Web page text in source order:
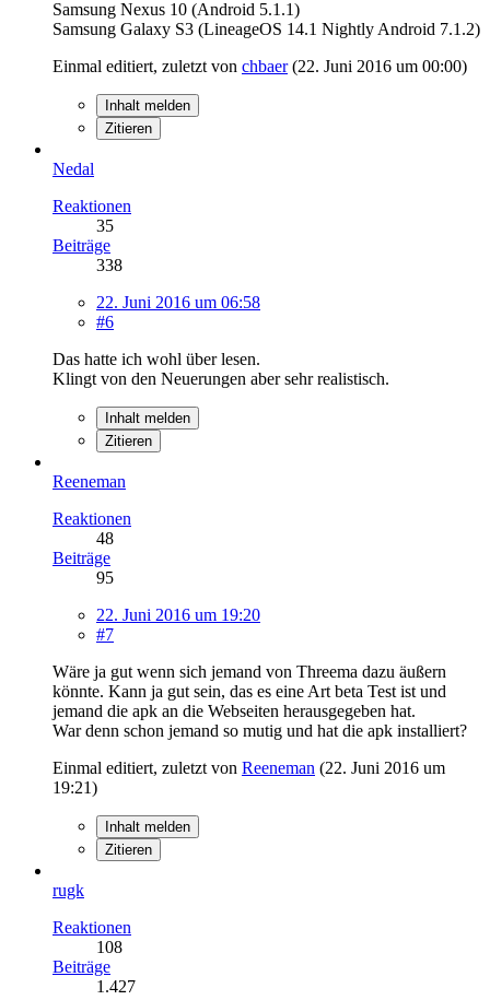
Samsung Nexus 10 (Android 5.1.1)
Samsung Galaxy S3 (LineageOS 14.1 Nightly Android 7.1.2)
Einmal editiert, zuletzt von chbaer(22. Juni 2016 um 00:00)
Inhalt melden
Zitieren
Nedal
Reaktionen
35
Beiträge
338
22. Juni 2016 um 06:58
#6
Das hatte ich wohl über lesen.
Klingt von den Neuerungen aber sehr realistisch.
Inhalt melden
Zitieren
Reeneman
Reaktionen
48
Beiträge
95
22. Juni 2016 um 19:20
#7
Wäre ja gut wenn sich jemand von Threema dazu äußern
könnte. Kann ja gut sein, das es eine Art beta Test ist und
jemand die apk an die Webseiten herausgegeben hat.
War denn schon jemand so mutig und hat die apk installiert?
Einmal editiert, zuletzt von Reeneman (22. Juni 2016 um
19:21)
Inhalt melden
Zitieren
rugk
Reaktionen
108
Beiträge
1.427